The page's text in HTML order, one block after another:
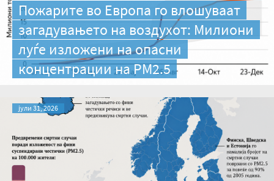
Пожарите во Европа го влошуваат
загадувањето на воздухот: Милиони
луѓе изложени на опасни
концентрации на PM2.5
јули 31, 2026